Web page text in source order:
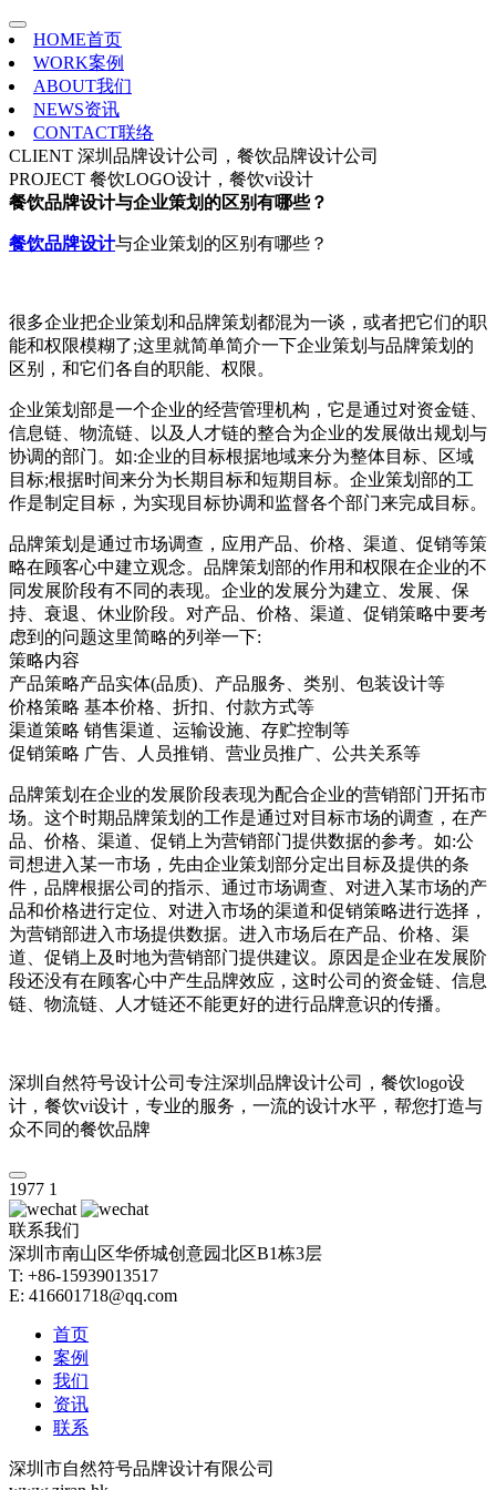
HOME首页
WORK案例
ABOUT我们
NEWS资讯
CONTACT联络
CLIENT 深圳品牌设计公司，餐饮品牌设计公司
PROJECT 餐饮LOGO设计，餐饮vi设计
餐饮品牌设计与企业策划的区别有哪些？
餐饮品牌设计与企业策划的区别有哪些？
很多企业把企业策划和品牌策划都混为一谈，或者把它们的职
能和权限模糊了;这里就简单简介一下企业策划与品牌策划的
区别，和它们各自的职能、权限。
企业策划部是一个企业的经营管理机构，它是通过对资金链、
信息链、物流链、以及人才链的整合为企业的发展做出规划与
协调的部门。如:企业的目标根据地域来分为整体目标、区域
目标;根据时间来分为长期目标和短期目标。企业策划部的工
作是制定目标，为实现目标协调和监督各个部门来完成目标。
品牌策划是通过市场调查，应用产品、价格、渠道、促销等策
略在顾客心中建立观念。品牌策划部的作用和权限在企业的不
同发展阶段有不同的表现。企业的发展分为建立、发展、保
持、衰退、休业阶段。对产品、价格、渠道、促销策略中要考
虑到的问题这里简略的列举一下:
策略内容
产品策略产品实体(品质)、产品服务、类别、包装设计等
价格策略 基本价格、折扣、付款方式等
渠道策略 销售渠道、运输设施、存贮控制等
促销策略 广告、人员推销、营业员推广、公共关系等
品牌策划在企业的发展阶段表现为配合企业的营销部门开拓市
场。这个时期品牌策划的工作是通过对目标市场的调查，在产
品、价格、渠道、促销上为营销部门提供数据的参考。如:公
司想进入某一市场，先由企业策划部分定出目标及提供的条
件，品牌根据公司的指示、通过市场调查、对进入某市场的产
品和价格进行定位、对进入市场的渠道和促销策略进行选择，
为营销部进入市场提供数据。进入市场后在产品、价格、渠
道、促销上及时地为营销部门提供建议。原因是企业在发展阶
段还没有在顾客心中产生品牌效应，这时公司的资金链、信息
链、物流链、人才链还不能更好的进行品牌意识的传播。
深圳自然符号设计公司专注深圳品牌设计公司，餐饮logo设
计，餐饮vi设计，专业的服务，一流的设计水平，帮您打造与
众不同的餐饮品牌
1977 1
联系我们
深圳市南山区华侨城创意园北区B1栋3层
T: +86-15939013517
E: 416601718@qq.com
首页
案例
我们
资讯
联系
深圳市自然符号品牌设计有限公司